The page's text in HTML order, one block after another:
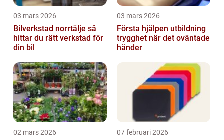
03 mars 2026
Bilverkstad norrtälje så
hittar du rätt verkstad för
din bil
03 mars 2026
Första hjälpen utbildning
trygghet när det oväntade
händer
02 mars 2026 07 februari 2026